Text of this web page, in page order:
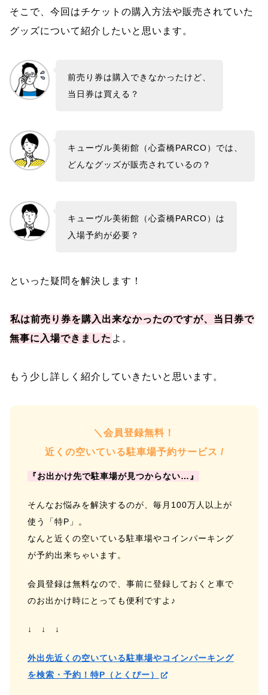
そこで、今回はチケットの購入方法や販売されていた
グッズについて紹介したいと思います。
前売り券は購入できなかったけど、
当日券は買える？
キューヴル美術館（心斎橋PARCO）では、
どんなグッズが販売されているの？
キューヴル美術館（心斎橋PARCO）は
入場予約が必要？
といった疑問を解決します！
私は前売り券を購入出来なかったのですが、当日券で
無事に入場できました よ。
もう少し詳しく紹介していきたいと思います。
＼会員登録無料！
近くの空いている駐車場予約サービス /
『お出かけ先で駐車場が見つからない…』
そんなお悩みを解決するのが、毎月100万人以上が
使う「特P」。
なんと近くの空いている駐車場やコインパーキング
が予約出来ちゃいます。
会員登録は無料なので、事前に登録しておくと車で
のお出かけ時にとっても便利ですよ♪
↓ ↓ ↓
外出先近くの空いている駐車場やコインパーキング
を検索・予約！特P（とくぴー）